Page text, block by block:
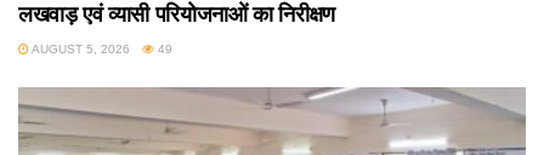
लखवाड़ एवं व्यासी परियोजनाओं का निरीक्षण
AUGUST 5, 2026 49